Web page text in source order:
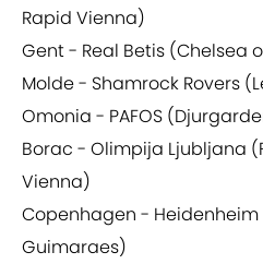
Rapid Vienna)
Gent - Real Betis (Chelsea
Molde - Shamrock Rovers
Omonia - PAFOS
Borac - Olimpija Ljubljana
Vienna)
Copenhagen -
Guimaraes)